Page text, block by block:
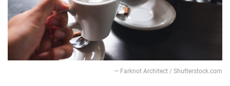
― Farknot Architect / Shutterstock.com